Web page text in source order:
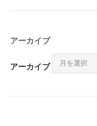
アーカイブ
アーカイブ